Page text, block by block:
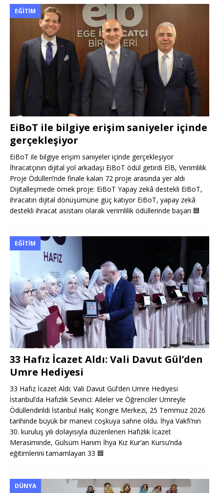
EĞITIM
EiBoT ile bilgiye erişim saniyeler içinde
gerçekleşiyor
EiBoT ile bilgiye erişim saniyeler içinde gerçekleşiyor
İhracatçının dijital yol arkadaşı EiBoT ödül getirdi EİB, Verimlilik
Proje Ödülleri’nde finale kalan 72 proje arasında yer aldı
Dijitalleşmede örnek proje: EiBoT Yapay zekâ destekli EiBoT,
ihracatın dijital dönüşümüne güç katıyor EiBoT, yapay zekâ
destekli ihracat asistanı olarak verimlilik ödüllerinde başarı 🟦
EĞITIM
33 Hafız İcazet Aldı: Vali Davut Gül’den
Umre Hediyesi
33 Hafız İcazet Aldı: Vali Davut Gül’den Umre Hediyesi
İstanbul’da Hafızlık Sevinci: Aileler ve Öğrenciler Umreyle
Ödüllendirildi İstanbul Haliç Kongre Merkezi, 25 Temmuz 2026
tarihinde büyük bir manevi coşkuya sahne oldu. İhya Vakfı’nın
30. kuruluş yılı dolayısıyla düzenlenen Hafızlık İcazet
Merasiminde, Gülsüm Hanım İhya Kız Kur’an Kursu’nda
eğitimlerini tamamlayan 33 🟦
DÜNYA